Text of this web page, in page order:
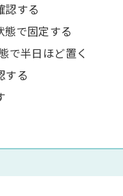
認する
で固定する
で半日ほど置く
する